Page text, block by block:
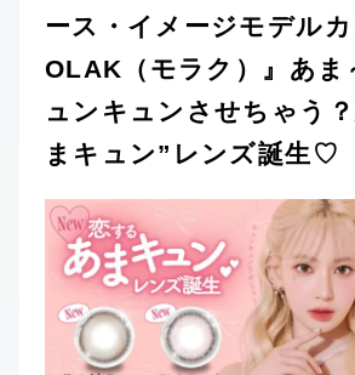
ース・イメージモデル
OLAK（モラク）』あま
ュンキュンさせちゃう
まキュン”レンズ誕生♡